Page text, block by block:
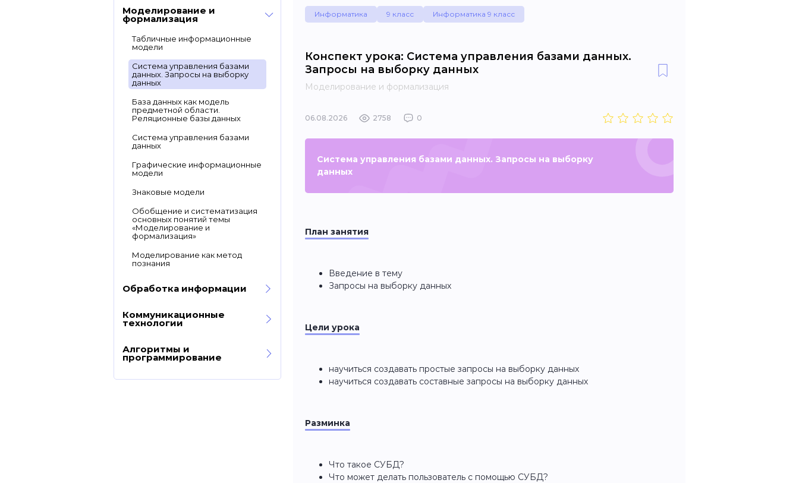
Моделирование и
формализация
Табличные информационные
модели
Система управления базами
данных. Запросы на выборку
данных
База данных как модель
предметной области.
Реляционные базы данных
Система управления базами
данных
Графические информационные
модели
Знаковые модели
Обобщение и систематизация
основных понятий темы
«Моделирование и
формализация»
Моделирование как метод
познания
Обработка информации
Коммуникационные
технологии
Алгоритмы и
программирование
Информатика 9 класс Информатика 9 класс
Конспект урока: Система управления базами данных.
Запросы на выборку данных
Моделирование и формализация
06.08.2026 2758 0
Система управления базами данных. Запросы на выборку
данных
План занятия
Введение в тему
Запросы на выборку данных
Цели урока
научиться создавать простые запросы на выборку данных
научиться создавать составные запросы на выборку данных
Разминка
Что такое СУБД?
Что может делать пользователь с помощью СУБД?